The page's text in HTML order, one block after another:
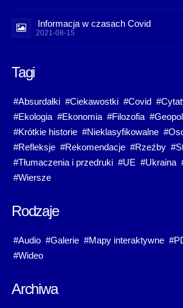
Informacja w czasach Covid
2021-08-15
Tagi
#Absurdałki #Ciekawostki #Covid
#Ekologia #Ekonomia #Filozofia
#Krótkie historie #Nieklasyfikowalne
#Refleksje #Rekomendacje #Rzeźby
#Tłumaczenia i przedruki #UE #Ukraina
#Wiersze
Rodzaje
#Audio #Galerie #Mapy interaktywne
#Wideo
Archiwa